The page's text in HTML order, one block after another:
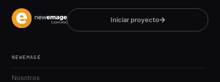
Iniciar proyecto
NEWEMAGE
Nosotros